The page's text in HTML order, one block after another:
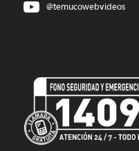
@temucowebvideos